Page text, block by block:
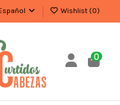
Wishlist (0)
0